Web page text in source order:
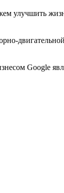
улучшить
Google